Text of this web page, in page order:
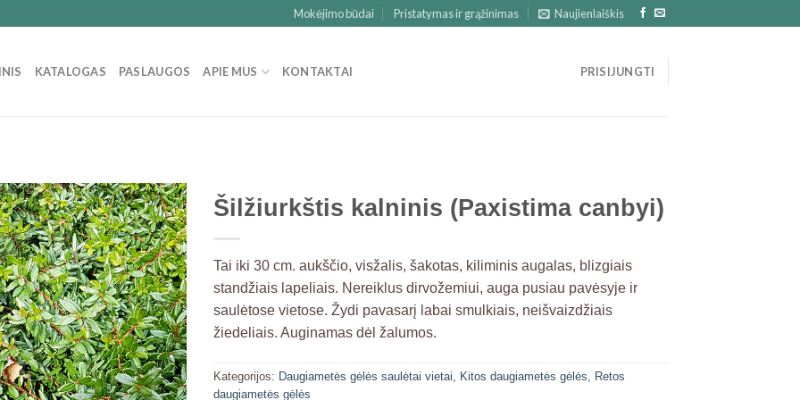
Mokėjimo būdai Pristatymas ir grąžinimas Naujienlaiškis
KATALOGAS PASLAUGOS APIE MUS KONTAKTAI PRISIJUNGTI
Šilžiurkštis kalninis (Paxistima canbyi)
Tai iki 30 cm. aukščio, visžalis, šakotas, kiliminis augalas, blizgiais
standžiais lapeliais. Nereiklus dirvožemiui, auga pusiau pavėsyje ir
saulėtose vietose. Žydi pavasarį labai smulkiais, neišvaizdžiais
žiedeliais. Auginamas dėl žalumos.
Kategorijos: Daugiametės gėlės saulėtai vietai Kitos daugiametės gėlės
Retos
daugiametės gėlės